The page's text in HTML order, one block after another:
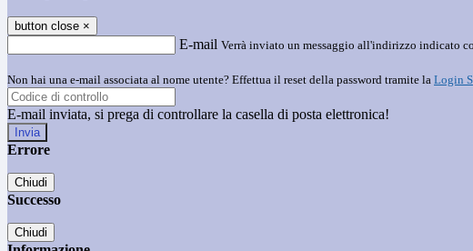
button close ×
E-mail Verrà inviato un messaggio all'indirizzo indicato
Non hai una e-mail associata al nome utente? Effettua il reset della password tramite la Login
E-mail inviata, si prega di controllare la casella di posta elettronica!
Errore
Chiudi
Successo
Chiudi